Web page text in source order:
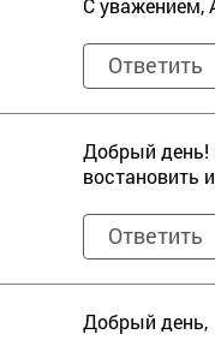
С уважением,
Ответить
Добрый день!
востановить
Ответить
Добрый день,